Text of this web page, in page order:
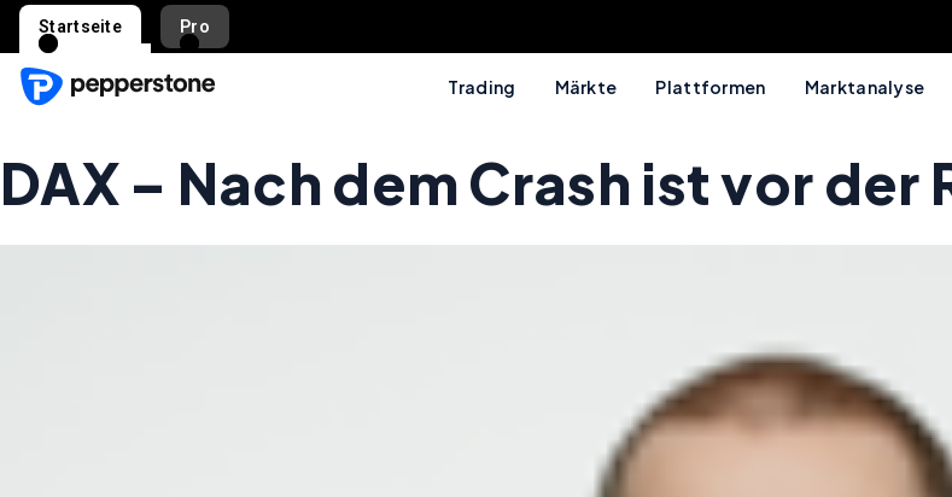
Startseite Pro
Trading Märkte Plattformen Marktanalyse
DAX – Nach dem Crash ist vor der